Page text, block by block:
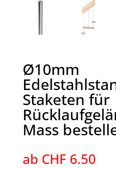
Ø10mm
Staketen für
Mass
ab CHF 6.50